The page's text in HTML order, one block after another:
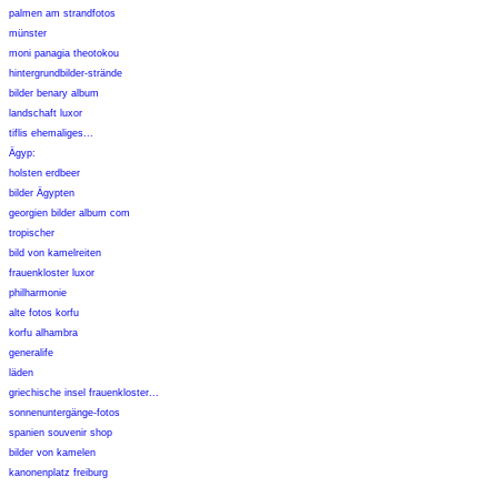
palmen am strandfotos
münster
moni panagia theotokou
hintergrundbilder-strände
bilder benary album
landschaft luxor
tiflis ehemaliges...
Ägyp:
holsten erdbeer
bilder Ägypten
georgien bilder album com
tropischer
bild von kamelreiten
frauenkloster luxor
philharmonie
alte fotos korfu
korfu alhambra
generalife
läden
griechische insel frauenkloster...
sonnenuntergänge-fotos
spanien souvenir shop
bilder von kamelen
kanonenplatz freiburg